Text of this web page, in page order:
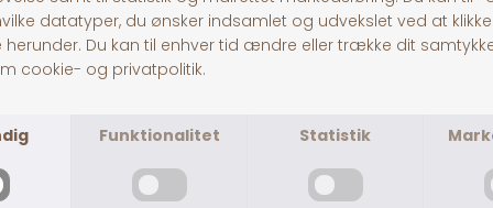
ExoTerra Foderskål Stor